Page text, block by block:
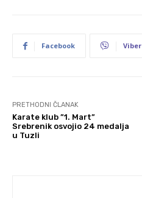
Facebook Viber
PRETHODNI ČLANAK
Karate klub ”1. Mart”
Srebrenik osvojio 24 medalja
u Tuzli